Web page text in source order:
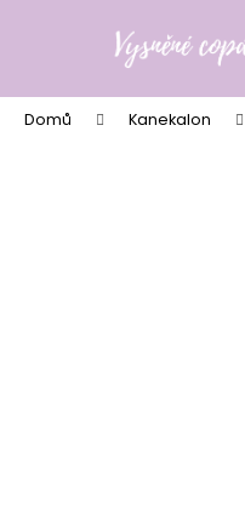
Domů Kanekalon
í
Zpět
do
obchodu
Zpět
do
obchodu